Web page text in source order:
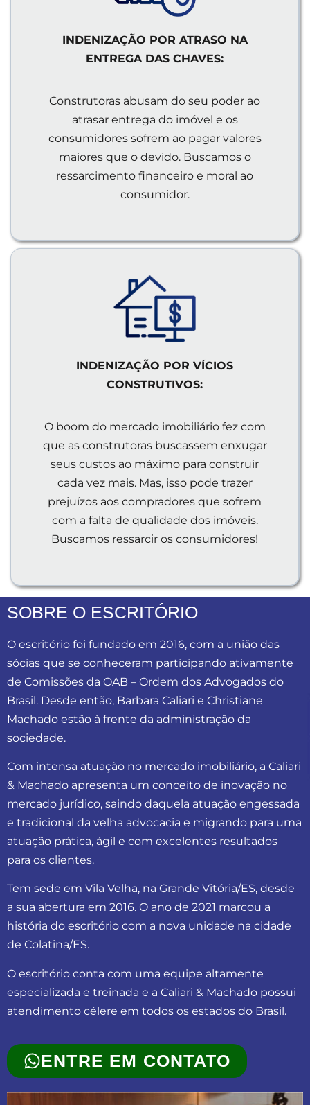
INDENIZAÇÃO POR ATRASO NA
ENTREGA DAS CHAVES:
Construtoras abusam do seu poder ao
atrasar entrega do imóvel e os
consumidores sofrem ao pagar valores
maiores que o devido. Buscamos o
ressarcimento financeiro e moral ao
consumidor.
INDENIZAÇÃO POR VÍCIOS
CONSTRUTIVOS:
O boom do mercado imobiliário fez com
que as construtoras buscassem enxugar
seus custos ao máximo para construir
cada vez mais. Mas, isso pode trazer
prejuízos aos compradores que sofrem
com a falta de qualidade dos imóveis.
Buscamos ressarcir os consumidores!
SOBRE O ESCRITÓRIO
O escritório foi fundado em 2016, com a união das
sócias que se conheceram participando ativamente
de Comissões da OAB – Ordem dos Advogados do
Brasil. Desde então, Barbara Caliari e Christiane
Machado estão à frente da administração da
sociedade.
Com intensa atuação no mercado imobiliário, a Caliari
& Machado apresenta um conceito de inovação no
mercado jurídico, saindo daquela atuação engessada
e tradicional da velha advocacia e migrando para uma
atuação prática, ágil e com excelentes resultados
para os clientes.
Tem sede em Vila Velha, na Grande Vitória/ES, desde
a sua abertura em 2016. O ano de 2021 marcou a
história do escritório com a nova unidade na cidade
de Colatina/ES.
O escritório conta com uma equipe altamente
especializada e treinada e a Caliari & Machado possui
atendimento célere em todos os estados do Brasil.
ENTRE EM CONTATO